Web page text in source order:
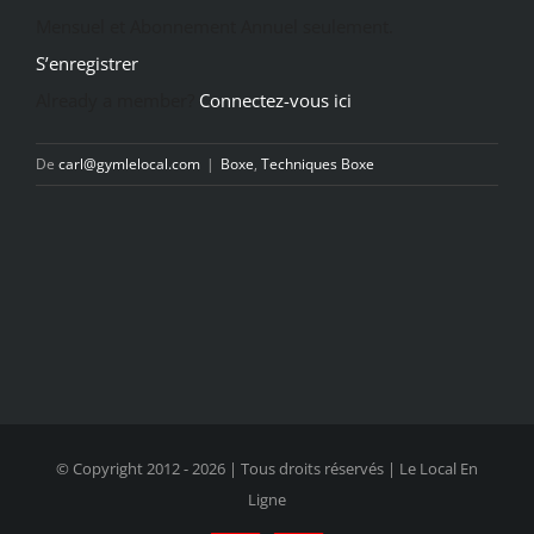
S’enregistrer
Connectez-vous ici
De carl@gymlelocal.com | Boxe, Techniques Boxe
© Copyright 2012 -2026 | Tous droits réservés | Le Local En
Ligne